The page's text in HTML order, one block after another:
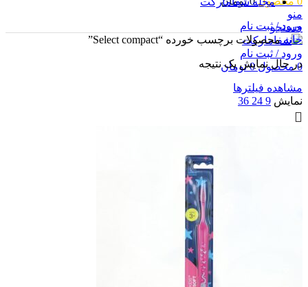
منو
جستجو
ورود / ثبت نام
0 محصول 0 تومان
ورود / ثبت نام
خانهمحصولات برچسب خورده “Select compact”
در حال نمایش یک نتیجه
مشاهده فیلترها
نمایش 9
24
36